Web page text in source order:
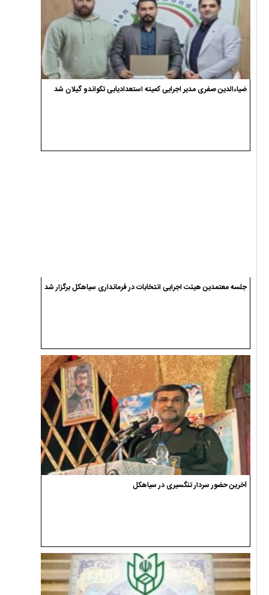
ضیاءالدین صفری مدیر اجرایی کمیته استعدادیابی تکواندو گیلان شد
جلسه معتمدین هیئت اجرایی انتخابات در فرمانداری سیاهکل برگزار شد
آخرین حضور سردار تنگسیری در سیاهکل